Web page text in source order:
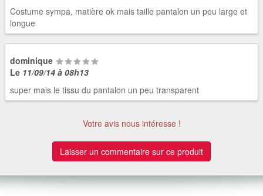
Costume sympa, matière ok mais taille pantalon un peu large et
longue
dominique
Le 11/09/14 à 08h13
super mais le tissu du pantalon un peu transparent
Votre avis nous intéresse !
Laisser un commentaire sur ce produit